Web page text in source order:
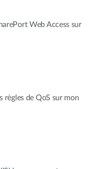
Web Access sur
de QoS sur mon